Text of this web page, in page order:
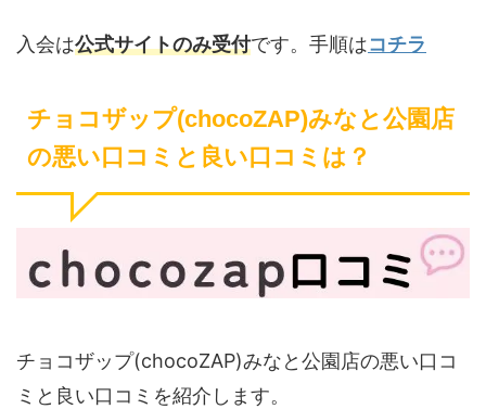
入会は公式サイトのみ受付です。手順はコチラ
チョコザップ(chocoZAP)みなと公園店
の悪い口コミと良い口コミは？
チョコザップ(chocoZAP)みなと公園店の悪い口コ
ミと良い口コミを紹介します。